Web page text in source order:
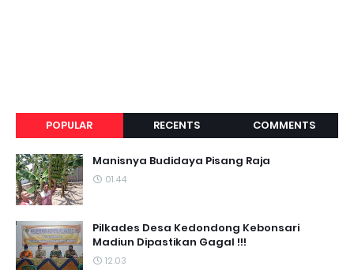
POPULAR RECENTS COMMENTS
Manisnya Budidaya Pisang Raja
01.44
Pilkades Desa Kedondong Kebonsari
Madiun Dipastikan Gagal !!!
12.03